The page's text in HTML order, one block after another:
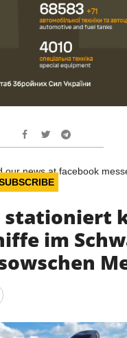
our news at facebook
stationiert
im